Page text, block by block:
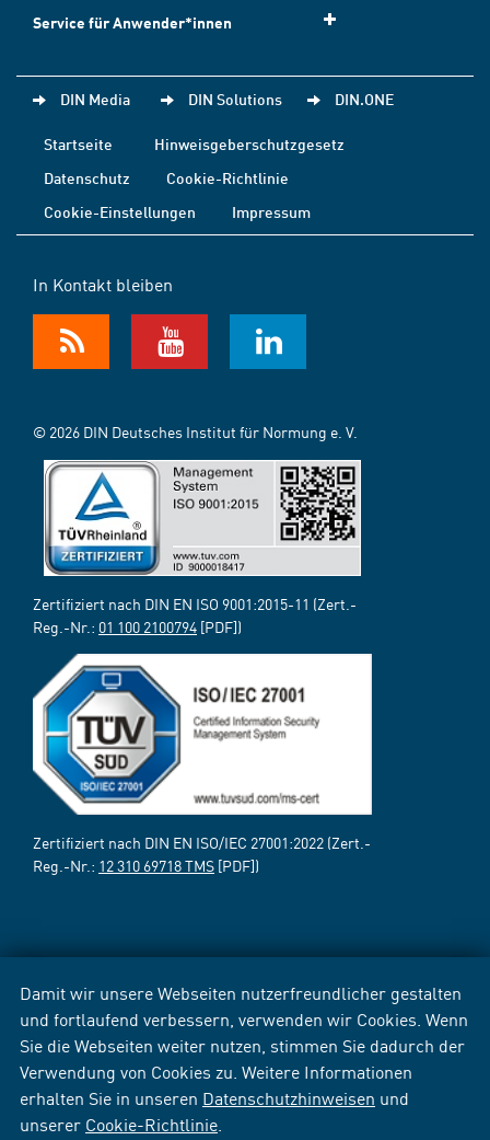
Damit wir unsere Webseiten nutzerfreundlicher gestalten
und fortlaufend verbessern, verwenden wir Cookies. Wenn
Sie die Webseiten weiter nutzen, stimmen Sie dadurch der
Verwendung von Cookies zu. Weitere Informationen
erhalten Sie in unseren Datenschutzhinweisen und
unserer Cookie-Richtlinie
Service für Anwender*innen
DIN Media DIN Solutions DIN.ONE
Startseite
Hinweisgeberschutzgesetz
Datenschutz
Cookie-Richtlinie
Cookie-Einstellungen
Impressum
In Kontakt bleiben
© 2026 DIN Deutsches Institut für Normung e. V.
Zertifiziert nach DIN EN ISO 9001:2015-11 (Zert.-
Reg.-Nr.: 01 100 2100794 [PDF])
Zertifiziert nach DIN EN ISO/IEC 27001:2022 (Zert.-
Reg.-Nr.: 12 310 69718 TMS [PDF])